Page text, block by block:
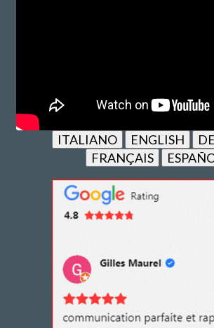
ITALIANO ENGLISH
FRANÇAIS